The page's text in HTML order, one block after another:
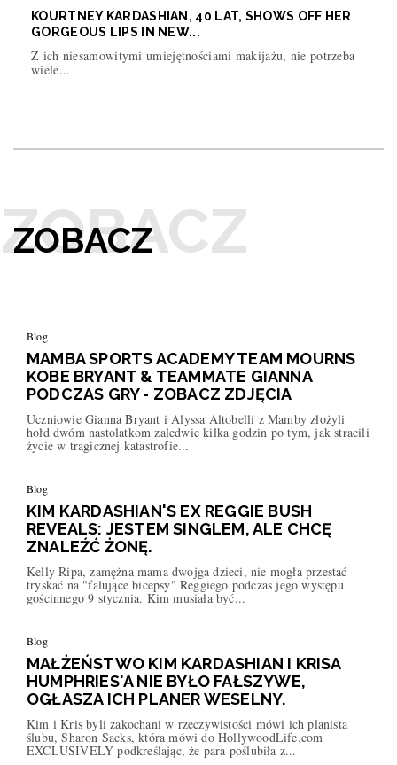
KOURTNEY KARDASHIAN, 40 LAT, SHOWS OFF HER
GORGEOUS LIPS IN NEW...
Z ich niesamowitymi umiejętnościami makijażu, nie potrzeba
wiele...
ZOBACZ
Blog
MAMBA SPORTS ACADEMY TEAM MOURNS
KOBE BRYANT & TEAMMATE GIANNA
PODCZAS GRY - ZOBACZ ZDJĘCIA
Uczniowie Gianna Bryant i Alyssa Altobelli z Mamby złożyli
hołd dwóm nastolatkom zaledwie kilka godzin po tym, jak stracili
życie w tragicznej katastrofie...
Blog
KIM KARDASHIAN'S EX REGGIE BUSH
REVEALS: JESTEM SINGLEM, ALE CHCĘ
ZNALEŹĆ ŻONĘ.
Kelly Ripa, zamężna mama dwojga dzieci, nie mogła przestać
tryskać na "falujące bicepsy" Reggiego podczas jego występu
gościnnego 9 stycznia. Kim musiała być...
Blog
MAŁŻEŃSTWO KIM KARDASHIAN I KRISA
HUMPHRIES'A NIE BYŁO FAŁSZYWE,
OGŁASZA ICH PLANER WESELNY.
Kim i Kris byli zakochani w rzeczywistości mówi ich planista
ślubu, Sharon Sacks, która mówi do HollywoodLife.com
EXCLUSIVELY podkreślając, że para poślubiła z...